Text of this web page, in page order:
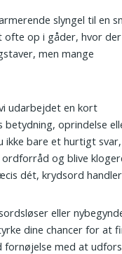
slyngel til en
op i gåder, hvor der
men mange
udarbejdet en kort
oprindelse
ikke bare et hurtigt
og blive
dét, krydsord
eller
dine chancer for at
med at